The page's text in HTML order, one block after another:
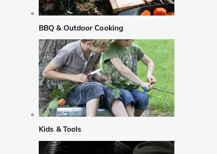
BBQ & Outdoor Cooking
Kids & Tools